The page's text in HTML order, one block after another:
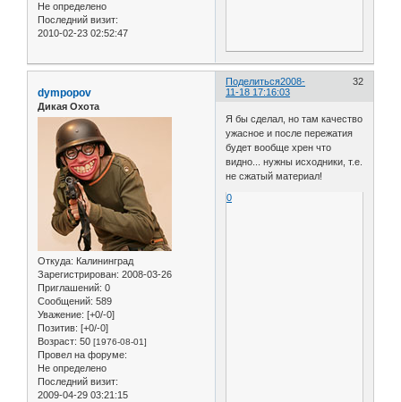
Не определено
Последний визит:
2010-02-23 02:52:47
Поделиться 32
2008-
11-18 17:16:03
dympopov
Дикая Охота
Откуда: Калининград
Зарегистрирован: 2008-03-26
Приглашений: 0
Сообщений: 589
Уважение: [+0/-0]
Позитив: [+0/-0]
Возраст: 50 [1976-08-01]
Провел на форуме:
Не определено
Последний визит:
2009-04-29 03:21:15
Я бы сделал, но там качество
ужасное и после пережатия
будет вообще хрен что
видно... нужны исходники, т.е.
не сжатый материал!
0